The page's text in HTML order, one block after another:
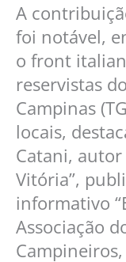
A
foi notável,
o front
reservistas
Campinas
locais,
Catani, autor
Vitória”,
informativo
Associação